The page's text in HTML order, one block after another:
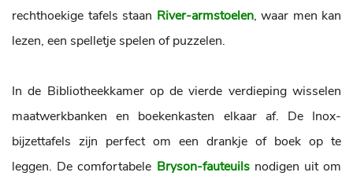
rechthoekige tafels staan River-armstoelen, waar men kan
lezen, een spelletje spelen of puzzelen.
In de Bibliotheekkamer op de vierde verdieping wisselen
maatwerkbanken en boekenkasten elkaar af. De Inox-
bijzettafels zijn perfect om een drankje of boek op te
leggen. De comfortabele Bryson-fauteuilsnodigen uit om